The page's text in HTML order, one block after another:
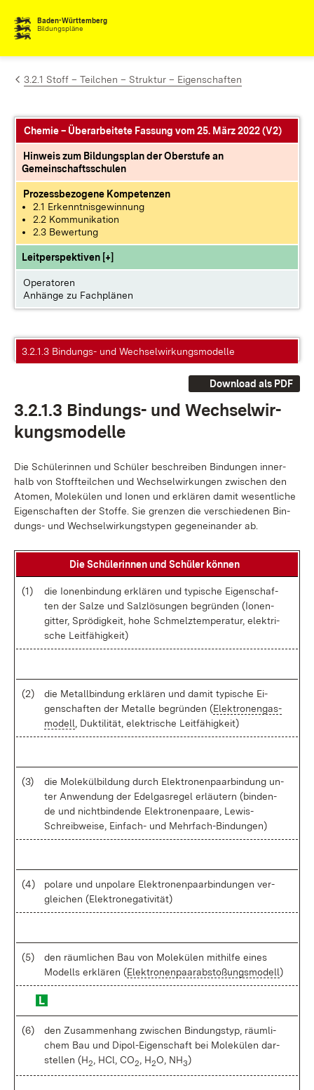
Zum Inhalt springen
Baden-Württemberg
Bildungspläne
3.2.1 Stoff – Teilchen – Struktur – Eigenschaften
Chemie – Überarbeitete Fassung vom 25. März 2022 (V2)
Hinweis zum Bildungsplan der Oberstufe an
Gemeinschaftsschulen
Prozessbezogene Kompetenzen
2.1 Erkenntnisgewinnung
2.2 Kommunikation
2.3 Bewertung
Leitperspektiven [+]
Operatoren
Anhänge zu Fachplänen
3.2.1.3 Bindungs- und Wechselwirkungsmodelle
Download als PDF
3.2.1.3 Bin­dungs- und Wech­sel­wir­
kungs­mo­del­le
Die Schü­le­rin­nen und Schü­ler be­schrei­ben Bin­dun­gen in­ner­
halb von Stoff­teil­chen und Wech­sel­wir­kun­gen zwi­schen den
Ato­men, Mo­le­kü­len und Io­nen und er­klä­ren da­mit we­sent­li­che
Ei­gen­schaf­ten der Stof­fe. Sie gren­zen die ver­schie­de­nen Bin­
dungs- und Wech­sel­wir­kungs­ty­pen ge­gen­ein­an­der ab.
Die Schü­le­rin­nen und Schü­ler kön­nen
(1)
die Io­nen­bin­dung er­klä­ren und ty­pi­sche Ei­gen­schaf­
ten der Sal­ze und Salz­lö­sun­gen be­grün­den (Io­nen­
git­ter, Sprö­dig­keit, ho­he Schmelz­tem­pe­ra­tur, elek­tri­
sche Leit­fä­hig­keit)
(2)
die Me­tall­bin­dung er­klä­ren und da­mit ty­pi­sche Ei­
gen­schaf­ten der Me­tal­le be­grün­den (Elek­tro­nen­gas­
mo­dell , Duk­ti­li­tät, elek­tri­sche Leit­fä­hig­keit)
(3)
die Mo­le­kül­bil­dung durch Elek­tro­nen­paar­bin­dung un­
ter An­wen­dung der Edel­gas­re­gel er­läu­tern (bin­den­
de und nicht­bin­den­de Elek­tro­nen­paa­re, Le­wis-
Schreib­wei­se, Ein­fach- und Mehr­fach-Bin­dun­gen)
(4)
po­la­re und un­po­la­re Elek­tro­nen­paar­bin­dun­gen ver­
glei­chen (Elek­tro­ne­ga­ti­vi­tät)
(5)
den räum­li­chen Bau von Mo­le­kü­len mit­hil­fe ei­nes
Mo­dells er­klä­ren (Elek­tro­nen­paarab­sto­ßungs­mo­dell)
(6)
den Zu­sam­men­hang zwi­schen Bin­dungs­typ, räum­li­
chem Bau und Di­pol-Ei­gen­schaft bei Mo­le­kü­len dar­
stel­len (H2 , HCl, CO2 , H2O, NH3)